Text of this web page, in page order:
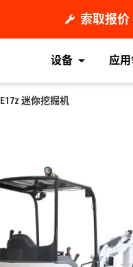
索取报价
设备 应
E17z 迷你挖掘机